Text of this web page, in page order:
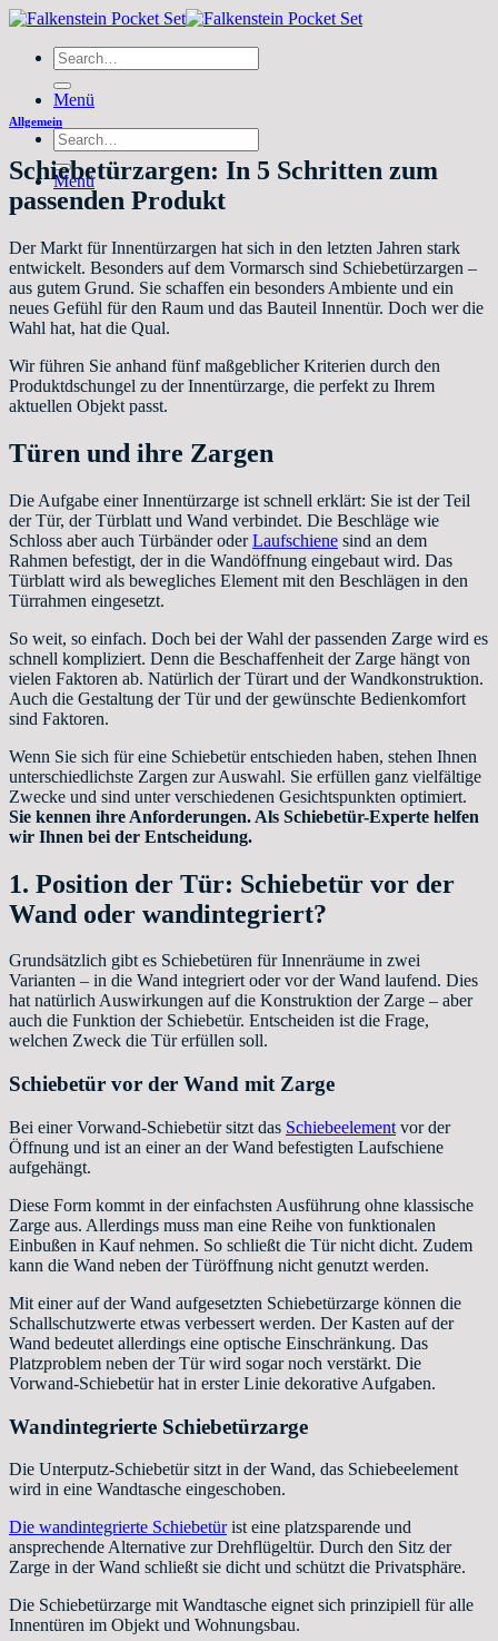
Zum
springenSearch
for:
Menü
Search
for:
Menü
Allgemein
Schiebetürzargen: In 5 Schritten zum
passenden Produkt
Der Markt für Innentürzargen hat sich in den letzten Jahren stark
entwickelt. Besonders auf dem Vormarsch sind Schiebetürzargen –
aus gutem Grund. Sie schaffen ein besonders Ambiente und ein
neues Gefühl für den Raum und das Bauteil Innentür. Doch wer die
Wahl hat, hat die Qual.
Wir führen Sie anhand fünf maßgeblicher Kriterien durch den
Produktdschungel zu der Innentürzarge, die perfekt zu Ihrem
aktuellen Objekt passt.
Türen und ihre Zargen
Die Aufgabe einer Innentürzarge ist schnell erklärt: Sie ist der Teil
der Tür, der Türblatt und Wand verbindet. Die Beschläge wie
Schloss aber auch Türbänder oderLaufschiene sind an dem
Rahmen befestigt, der in die Wandöffnung eingebaut wird. Das
Türblatt wird als bewegliches Element mit den Beschlägen in den
Türrahmen eingesetzt.
So weit, so einfach. Doch bei der Wahl der passenden Zarge wird es
schnell kompliziert. Denn die Beschaffenheit der Zarge hängt von
vielen Faktoren ab. Natürlich der Türart und der Wandkonstruktion.
Auch die Gestaltung der Tür und der gewünschte Bedienkomfort
sind Faktoren.
Wenn Sie sich für eine Schiebetür entschieden haben, stehen Ihnen
unterschiedlichste Zargen zur Auswahl. Sie erfüllen ganz vielfältige
Zwecke und sind unter verschiedenen Gesichtspunkten optimiert.
Sie kennen ihre Anforderungen. Als Schiebetür-Experte helfen
wir Ihnen bei der Entscheidung.
1. Position der Tür: Schiebetür vor der
Wand oder wandintegriert?
Grundsätzlich gibt es Schiebetüren für Innenräume in zwei
Varianten – in die Wand integriert oder vor der Wand laufend. Dies
hat natürlich Auswirkungen auf die Konstruktion der Zarge – aber
auch die Funktion der Schiebetür. Entscheiden ist die Frage,
welchen Zweck die Tür erfüllen soll.
Schiebetür vor der Wand mit Zarge
Bei einer Vorwand-Schiebetür sitzt das Schiebeelement vor der
Öffnung und ist an einer an der Wand befestigten Laufschiene
aufgehängt.
Diese Form kommt in der einfachsten Ausführung ohne klassische
Zarge aus. Allerdings muss man eine Reihe von funktionalen
Einbußen in Kauf nehmen. So schließt die Tür nicht dicht. Zudem
kann die Wand neben der Türöffnung nicht genutzt werden.
Mit einer auf der Wand aufgesetzten Schiebetürzarge können die
Schallschutzwerte etwas verbessert werden. Der Kasten auf der
Wand bedeutet allerdings eine optische Einschränkung. Das
Platzproblem neben der Tür wird sogar noch verstärkt. Die
Vorwand-Schiebetür hat in erster Linie dekorative Aufgaben.
Wandintegrierte Schiebetürzarge
Die Unterputz-Schiebetür sitzt in der Wand, das Schiebeelement
wird in eine Wandtasche eingeschoben.
Die wandintegrierte Schiebetürist eine platzsparende und
ansprechende Alternative zur Drehflügeltür. Durch den Sitz der
Zarge in der Wand schließt sie dicht und schützt die Privatsphäre.
Die Schiebetürzarge mit Wandtasche eignet sich prinzipiell für alle
Innentüren im Objekt und Wohnungsbau.